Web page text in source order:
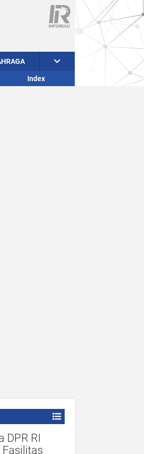
Index
DPR RI
Fasilitas